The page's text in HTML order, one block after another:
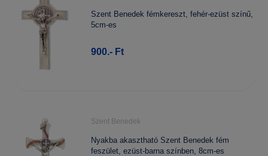
Szent Benedek fémkereszt, fehér-ezüst színű,
5cm-es
900.- Ft
Szent Benedek
Nyakba akasztható Szent Benedek fém
feszület, ezüst-barna színben, 8cm-es